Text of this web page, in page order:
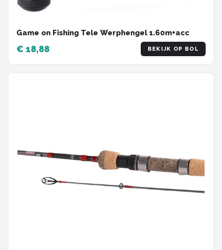
Game on Fishing Tele Werphengel 1.60m+acc
€ 18,88 BEKIJK OP BOL